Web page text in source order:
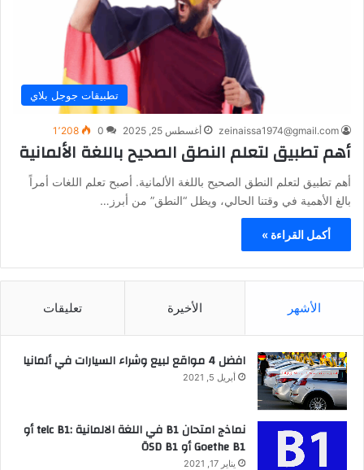
تطبيقات جوجل بلاي
zeinaissa1974@gmail.com أغسطس 25, 2025 0 1٬208
أهم تطبيق لتعلم النطق الصحيح باللغة الألمانية
أهم تطبيق لتعلم النطق الصحيح باللغة الألمانية. أصبح تعلم اللغات أمراً
بالغ الأهمية في وقتنا الحالي، ويظل “النطق” من أبرز…
أكمل القراءة »
الأشهر الأخيرة تعليقات
افضل 4 مواقع لبيع وشراء السيارات في ألمانيا
أبريل 5, 2021
نماذج امتحان B1 في اللغة الالمانية :telc B1 أو
Goethe B1 أو ÖSD B1
يناير 17, 2021